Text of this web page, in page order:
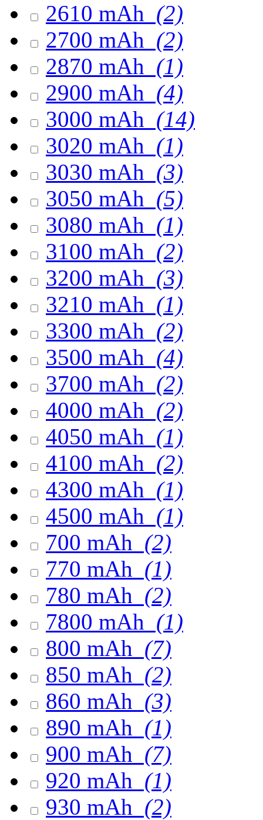
2610 mAh (2)
2700 mAh (2)
2870 mAh (1)
2900 mAh (4)
3000 mAh (14)
3020 mAh (1)
3030 mAh (3)
3050 mAh (5)
3080 mAh (1)
3100 mAh (2)
3200 mAh (3)
3210 mAh (1)
3300 mAh (2)
3500 mAh (4)
3700 mAh (2)
4000 mAh (2)
4050 mAh (1)
4100 mAh (2)
4300 mAh (1)
4500 mAh (1)
700 mAh (2)
770 mAh (1)
780 mAh (2)
7800 mAh (1)
800 mAh (7)
850 mAh (2)
860 mAh (3)
890 mAh (1)
900 mAh (7)
920 mAh (1)
930 mAh (2)